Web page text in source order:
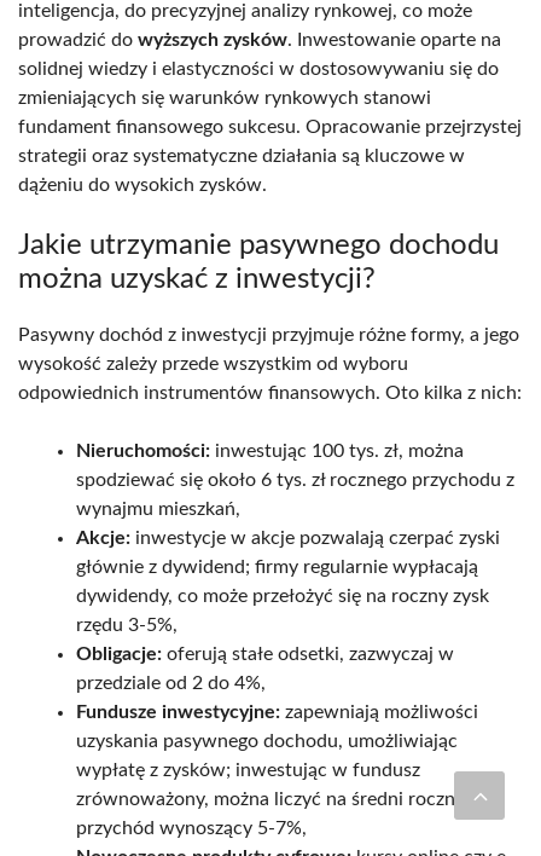
inteligencja, do precyzyjnej analizy rynkowej, co może
prowadzić do wyższych zysków. Inwestowanie oparte na
solidnej wiedzy i elastyczności w dostosowywaniu się do
zmieniających się warunków rynkowych stanowi
fundament finansowego sukcesu. Opracowanie przejrzystej
strategii oraz systematyczne działania są kluczowe w
dążeniu do wysokich zysków.
Jakie utrzymanie pasywnego dochodu
można uzyskać z inwestycji?
Pasywny dochód z inwestycji przyjmuje różne formy, a jego
wysokość zależy przede wszystkim od wyboru
odpowiednich instrumentów finansowych. Oto kilka z nich:
Nieruchomości: inwestując 100 tys. zł, można
spodziewać się około 6 tys. zł rocznego przychodu z
wynajmu mieszkań,
Akcje: inwestycje w akcje pozwalają czerpać zyski
głównie z dywidend; firmy regularnie wypłacają
dywidendy, co może przełożyć się na roczny zysk
rzędu 3-5%,
Obligacje: oferują stałe odsetki, zazwyczaj w
przedziale od 2 do 4%,
Fundusze inwestycyjne: zapewniają możliwości
uzyskania pasywnego dochodu, umożliwiając
wypłatę z zysków; inwestując w fundusz
zrównoważony, można liczyć na średni roczny
przychód wynoszący 5-7%,